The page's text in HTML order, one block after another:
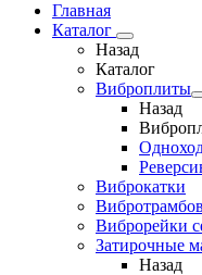
Главная
Каталог
Назад
Каталог
Виброплиты
Назад
Виброкатки
Виброрейки
Затирочные
Назад